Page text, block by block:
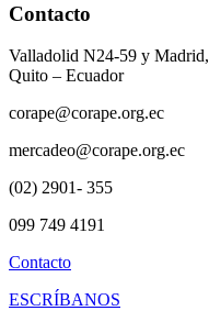
Contacto
Valladolid N24-59 y Madrid,
Quito – Ecuador
corape@corape.org.ec
mercadeo@corape.org.ec
(02) 2901- 355
099 749 4191
Contacto
ESCRÍBANOS